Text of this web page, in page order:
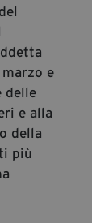
e
delle
e alla
della
più